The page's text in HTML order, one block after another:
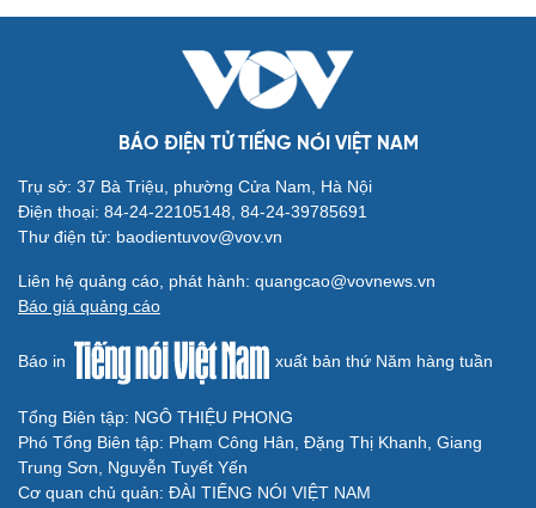
BÁO ĐIỆN TỬ TIẾNG NÓI VIỆT NAM
Trụ sở: 37 Bà Triệu, phường Cửa Nam, Hà Nội
Điện thoại: 84-24-22105148, 84-24-39785691
Thư điện tử: baodientuvov@vov.vn
Liên hệ quảng cáo, phát hành: quangcao@vovnews.vn
Báo giá quảng cáo
Báo in xuất bản thứ Năm hàng tuần
Tổng Biên tập: NGÔ THIỆU PHONG
Phó Tổng Biên tập: Phạm Công Hân, Đặng Thị Khanh, Giang
Trung Sơn, Nguyễn Tuyết Yến
Cơ quan chủ quản: ĐÀI TIẾNG NÓI VIỆT NAM